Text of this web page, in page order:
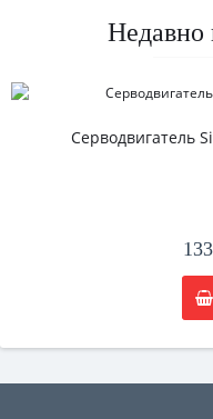
Недавно
Серводвигатель